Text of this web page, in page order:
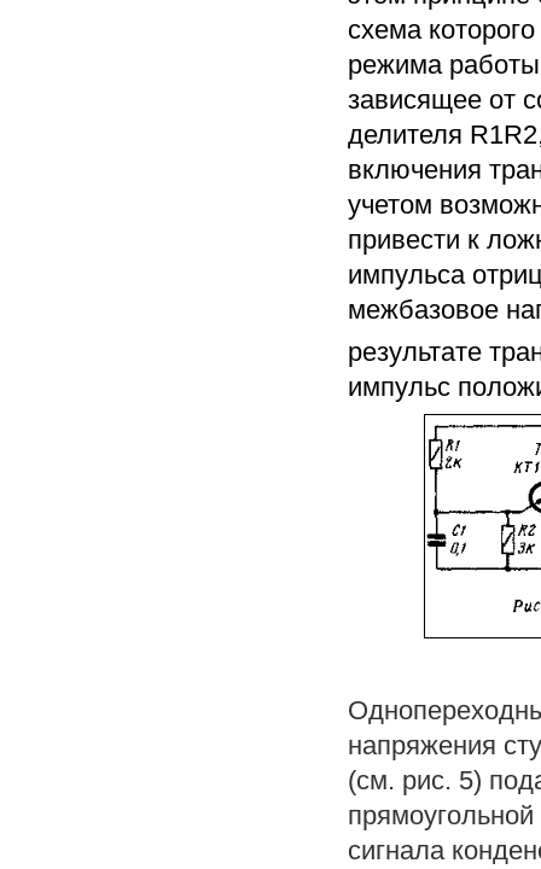
схема
режима
зависящее от
делителя
включения
учетом
привести к
импульса
межбазовое
результате
импульс
напряжения
(см. рис. 5)
сигнала